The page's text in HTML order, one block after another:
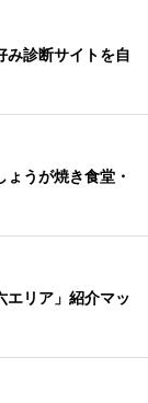
み診断サイトを自
うが焼き食堂・
エリア」紹介マッ